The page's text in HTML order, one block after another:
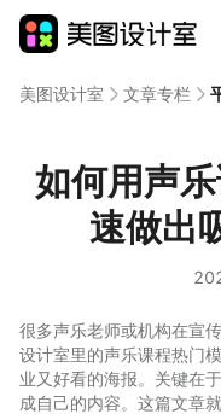
美图设计室 文章专栏
如何用声乐
速做出
很多声乐老师或机构在宣
设计室里的声乐课程热门
业又好看的海报。关键在
成自己的内容。这篇文章